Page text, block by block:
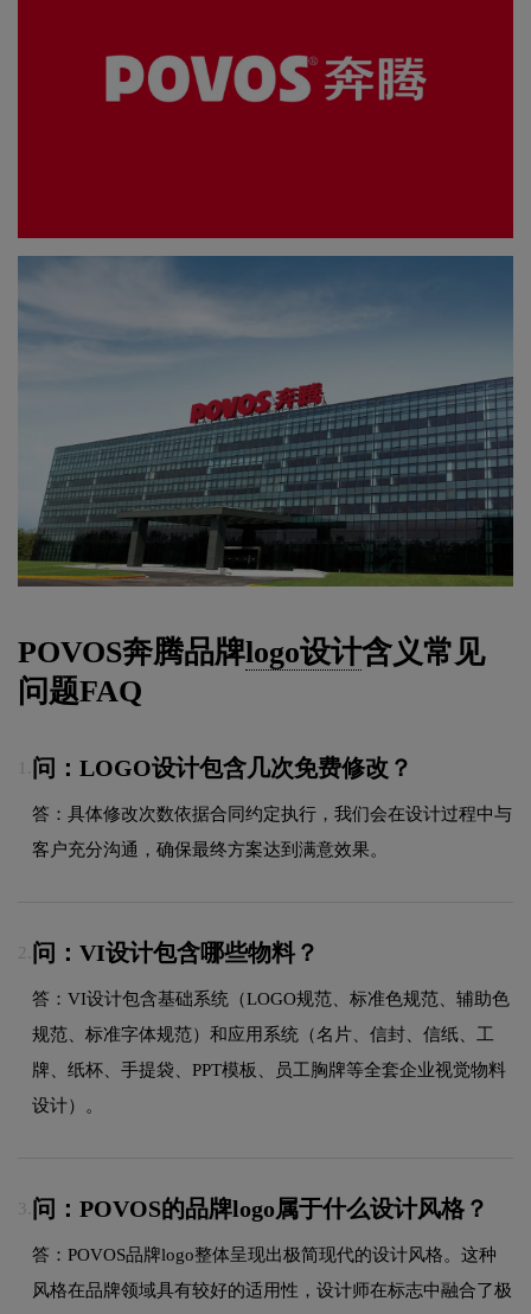
POVOS奔腾品牌logo设计含义常见
问题FAQ
问：LOGO设计包含几次免费修改？
答：具体修改次数依据合同约定执行，我们会在设计过程中与
客户充分沟通，确保最终方案达到满意效果。
2. 问：VI设计包含哪些物料？
答：VI设计包含基础系统（LOGO规范、标准色规范、辅助色
规范、标准字体规范）和应用系统（名片、信封、信纸、工
牌、纸杯、手提袋、PPT模板、员工胸牌等全套企业视觉物料
设计）。
3. 问：POVOS的品牌logo属于什么设计风格？
答：POVOS品牌logo整体呈现出极简现代的设计风格。这种
风格在品牌领域具有较好的适用性，设计师在标志中融合了极